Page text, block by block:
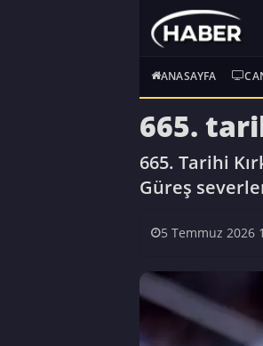
ANASAYFA
665.
665. Tarihi
Güreş
5 Temmuz 2026